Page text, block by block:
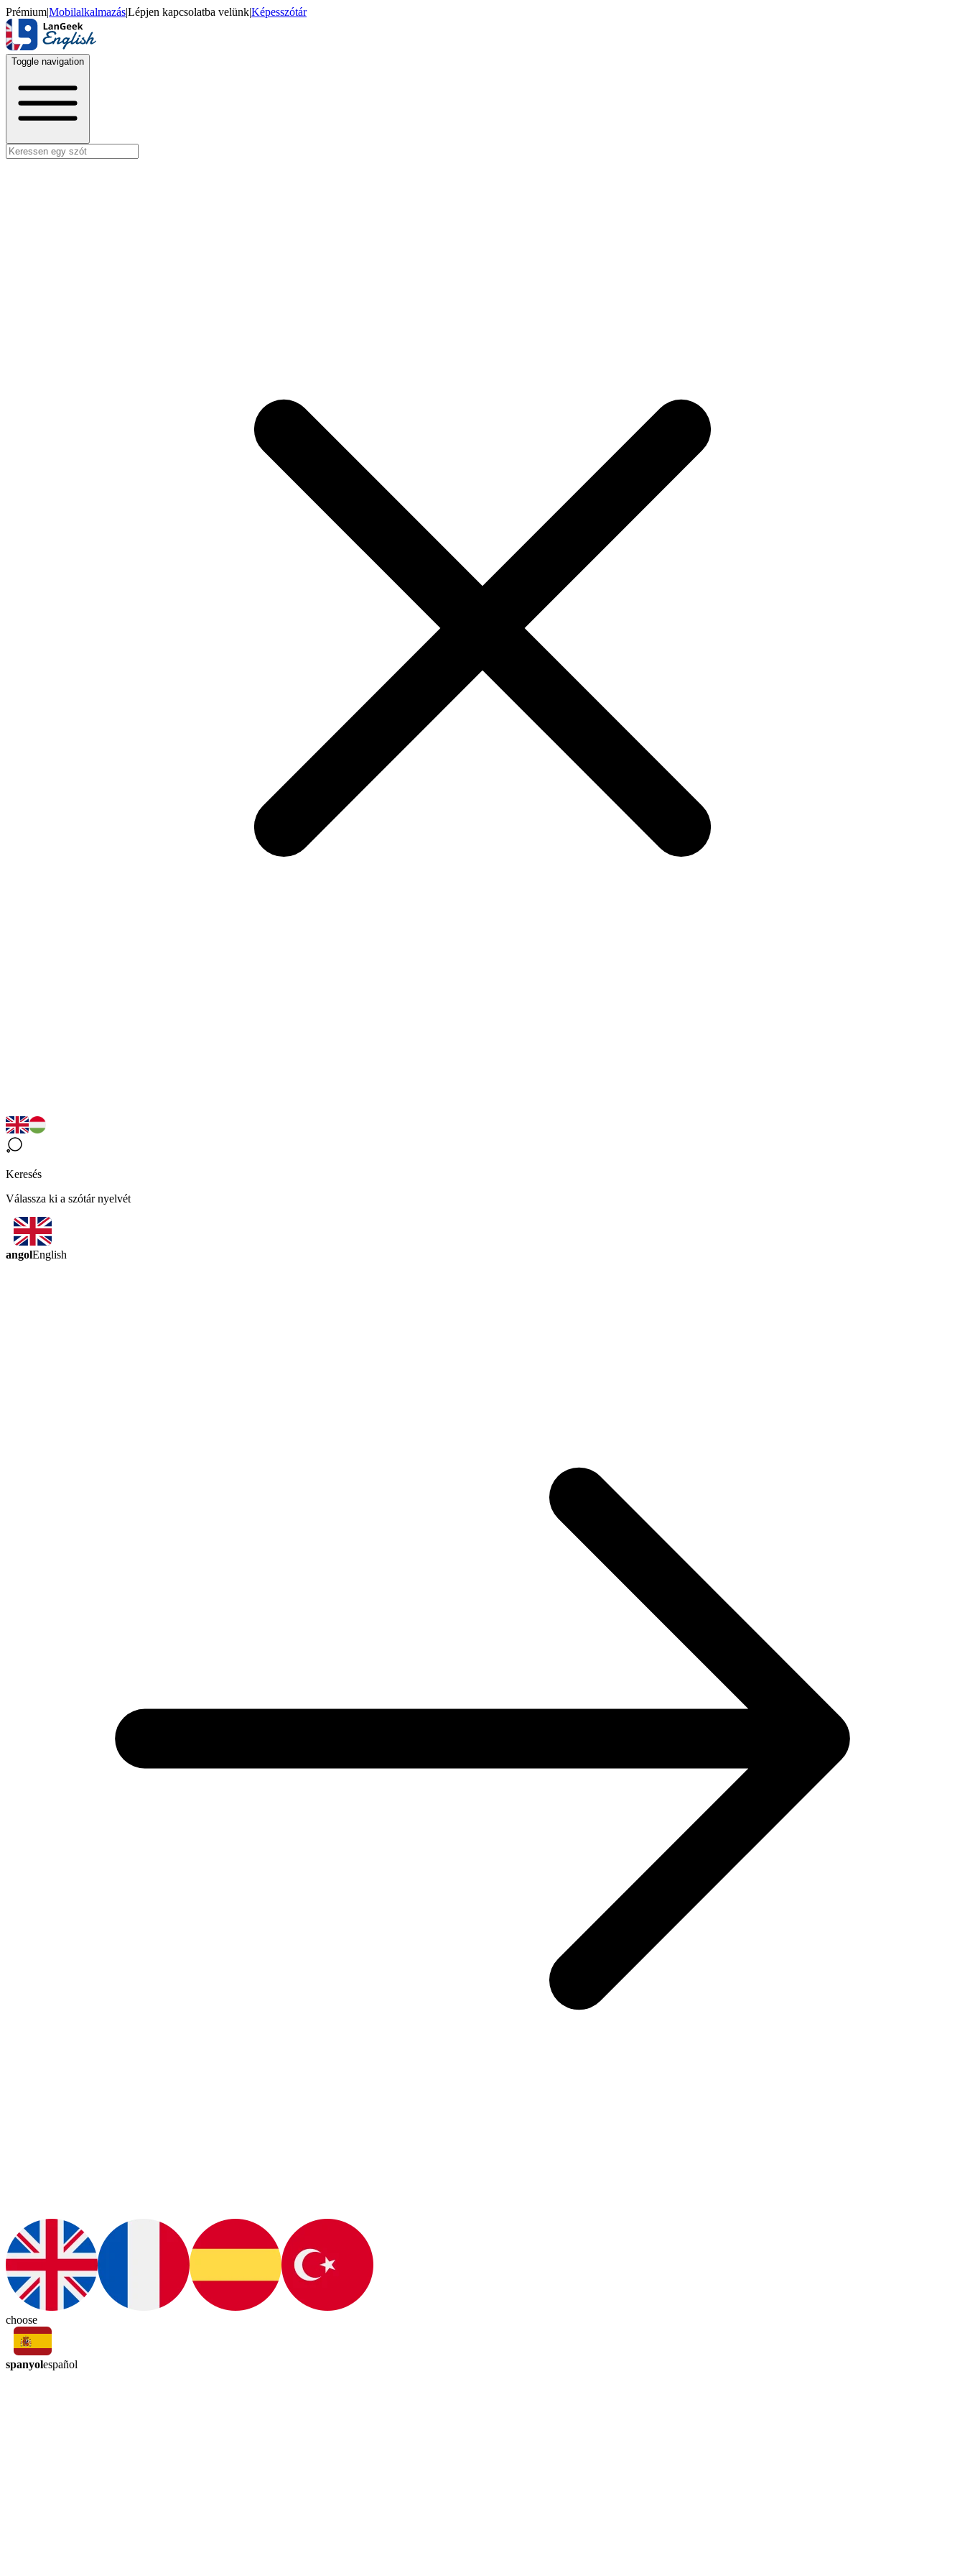
Prémium|Mobilalkalmazás|Lépjen kapcsolatba velünk|Képesszótár
Toggle navigation
Keresés
Válassza ki a szótár nyelvét
angolEnglish
choose
spanyolespañol